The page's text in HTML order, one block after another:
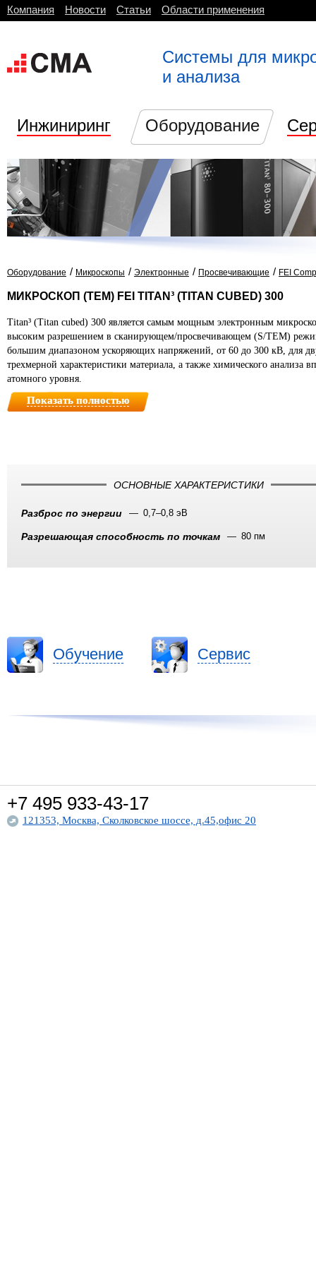
Компания Новости Статьи Области применения
Системы для
и анализа
Инжиниринг Оборудование
Оборудование / Микроскопы / Электронные / Просвечивающие / FEI
МИКРОСКОП (TEM) FEI TITAN³ (TITAN CUBED) 300
Titan³ (Titan cubed) 300 является самым мощным электронным
высоким разрешением в сканирующем/просвечивающем (S/TEM)
большим диапазоном ускоряющих напряжений, от 60 до 300 кВ, для
трехмерной характеристики материала, а также химического анализа
атомного уровня.
Показать полностью
ОСНОВНЫЕ ХАРАКТЕРИСТИКИ
Разброс по энергии 0,7–0,8 эВ
Разрешающая способность по точкам 80 пм
Обучение Сервис
+7 495 933-43-17
121353, Москва, Сколковское шоссе, д.45,офис 20